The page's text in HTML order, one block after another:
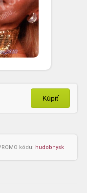
Kúpiť
kódu: hudobnysk